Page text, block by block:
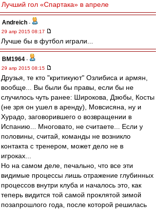
Лучший гол «Спартака» в апреле
Andreich -
29 апр 2015 08:17
Лучше бы в футбол играли...
BM1964 -
29 апр 2015 08:15
Друзья, те кто "критикуют" Озлибиса и армян,
вообще... Вы были бы правы, если бы не
случилось чуть ранее: Широкова, Дзюбы, Косты
(не зря он ушел в аренду), Мовсисяна, ну и
Хурадо, заговорившего о возвращении в
Испанию... Многовато, не считаете... Если у
половины, считай, команды не возникло
контакта с тренером, может дело не в
игроках...
Но на самом деле, печально, что все эти
видимые процессы лишь отражение глубинных
процессов внутри клуба и началось это, как
теперь видится той самой проклятой зимой
позапрошлого года, после которой решилась